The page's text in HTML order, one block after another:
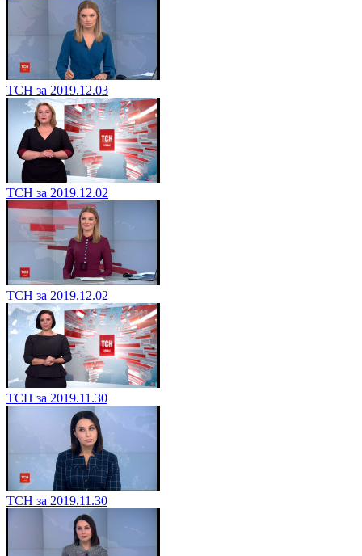
ТСН за 2019.12.03
ТСН за 2019.12.02
ТСН за 2019.12.02
ТСН за 2019.11.30
ТСН за 2019.11.30